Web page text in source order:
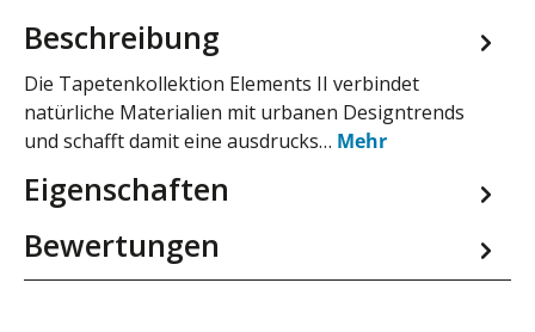
Beschreibung
Die Tapetenkollektion Elements II verbindet
natürliche Materialien mit urbanen Designtrends
und schafft damit eine ausdrucks… Mehr
Eigenschaften
Bewertungen